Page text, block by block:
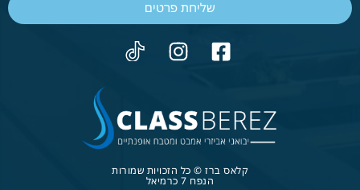
שליחת פרטים
קלאס ברז © כל הזכויות שמורות
הנפח 7 כרמיאל